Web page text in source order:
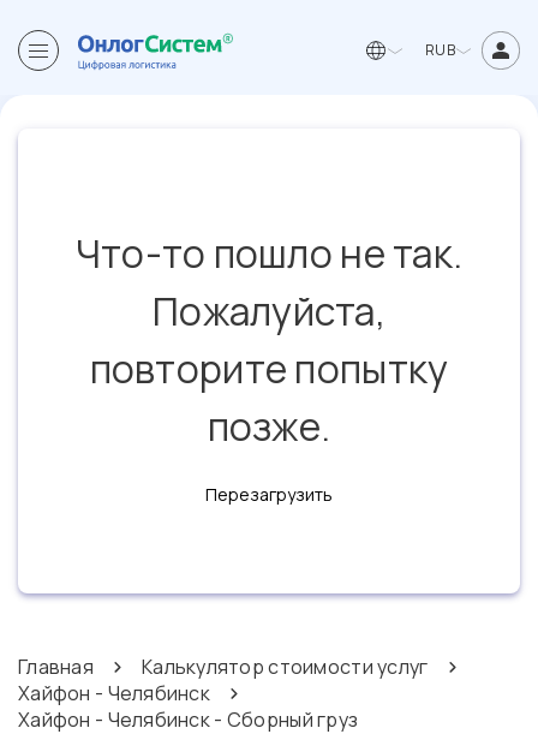
RUB
Что-то пошло не так.
Пожалуйста,
повторите попытку
позже.
Перезагрузить
Главная
Калькулятор стоимости услуг
Хайфон - Челябинск
Хайфон - Челябинск - Сборный груз